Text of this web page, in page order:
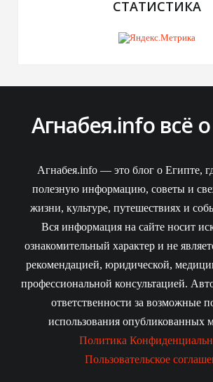
СТАТИСТИКА
Агнабея.info всё
Агнабея.info — это блог о Египте,
полезную информацию, советы и
жизни, культуре, путешествиях и
Вся информация на сайте носит
ознакомительный характер и не
рекомендацией, юридической,
профессиональной консультацией.
ответственности за возможные
использования опубликованных
Политика
Пользовательское